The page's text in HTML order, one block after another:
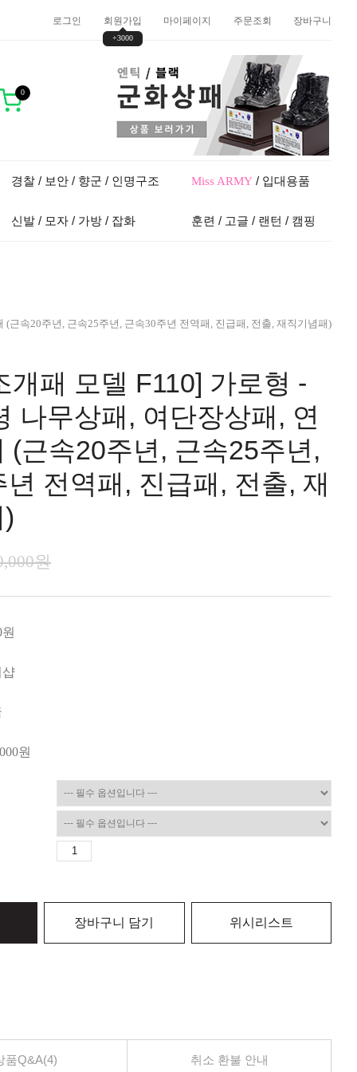
로그인 회원가입
+3000
마이페이지 주문조회 장바구니
0
경찰 / 보안 / 향군 / 인명구조
신발 / 모자 / 가방 / 잡화
Miss ARMY/ 입대용품
훈련 / 고글 / 랜턴 / 캠핑
속20주년, 근속25주년, 근속30주년 전역패, 진급패, 전출, 재직기념패)
개패 모델 F110] 가로형 -
나무상패, 여단장상패, 연
(근속20주년, 근속25주년,
전역패, 진급패, 전출, 재
원
샵
원
장바구니 담기 위시리스트
품Q&A(4) 취소 환불 안내